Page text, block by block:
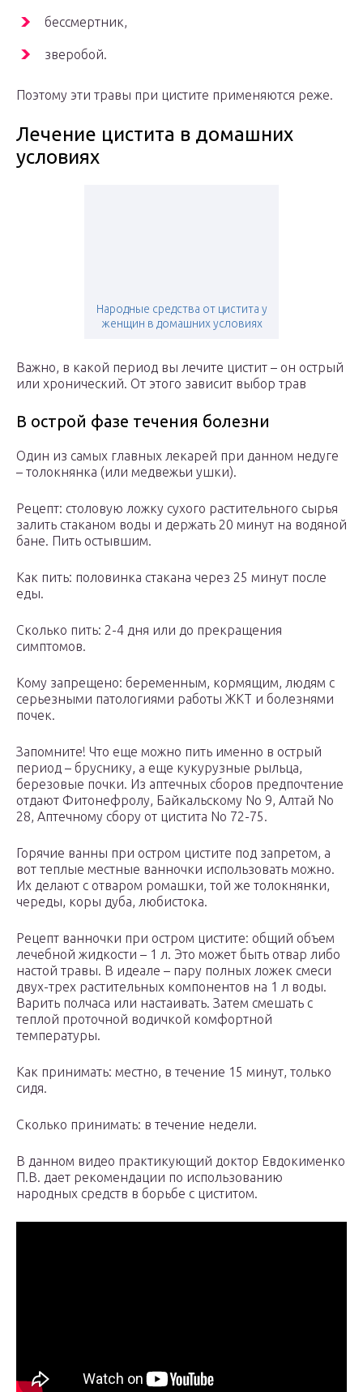
бессмертник,
зверобой.
Поэтому эти травы при цистите применяются реже.
Лечение цистита в домашних
условиях
Народные средства от цистита у
женщин в домашних условиях
Важно, в какой период вы лечите цистит – он острый
или хронический. От этого зависит выбор трав
В острой фазе течения болезни
Один из самых главных лекарей при данном недуге
– толокнянка (или медвежьи ушки).
Рецепт: столовую ложку сухого растительного сырья
залить стаканом воды и держать 20 минут на водяной
бане. Пить остывшим.
Как пить: половинка стакана через 25 минут после
еды.
Сколько пить: 2-4 дня или до прекращения
симптомов.
Кому запрещено: беременным, кормящим, людям с
серьезными патологиями работы ЖКТ и болезнями
почек.
Запомните! Что еще можно пить именно в острый
период – бруснику, а еще кукурузные рыльца,
березовые почки. Из аптечных сборов предпочтение
отдают Фитонефролу, Байкальскому No 9, Алтай No
28, Аптечному сбору от цистита No 72-75.
Горячие ванны при остром цистите под запретом, а
вот теплые местные ванночки использовать можно.
Их делают с отваром ромашки, той же толокнянки,
череды, коры дуба, любистока.
Рецепт ванночки при остром цистите: общий объем
лечебной жидкости – 1 л. Это может быть отвар либо
настой травы. В идеале – пару полных ложек смеси
двух-трех растительных компонентов на 1 л воды.
Варить полчаса или настаивать. Затем смешать с
теплой проточной водичкой комфортной
температуры.
Как принимать: местно, в течение 15 минут, только
сидя.
Сколько принимать: в течение недели.
В данном видео практикующий доктор Евдокименко
П.В. дает рекомендации по использованию
народных средств в борьбе с циститом.